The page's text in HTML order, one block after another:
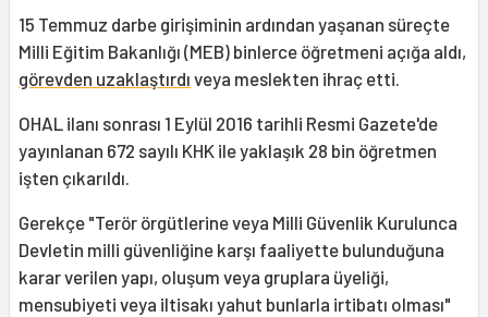
15 Temmuz darbe girişiminin ardından yaşanan süreçte
Milli Eğitim Bakanlığı (MEB) binlerce öğretmeni açığa aldı,
görevden uzaklaştırdı veya meslekten ihraç etti.
OHAL ilanı sonrası 1 Eylül 2016 tarihli Resmi Gazete'de
yayınlanan 672 sayılı KHK ile yaklaşık 28 bin öğretmen
işten çıkarıldı.
Gerekçe "Terör örgütlerine veya Milli Güvenlik Kurulunca
Devletin milli güvenliğine karşı faaliyette bulunduğuna
karar verilen yapı, oluşum veya gruplara üyeliği,
mensubiyeti veya iltisakı yahut bunlarla irtibatı olması"